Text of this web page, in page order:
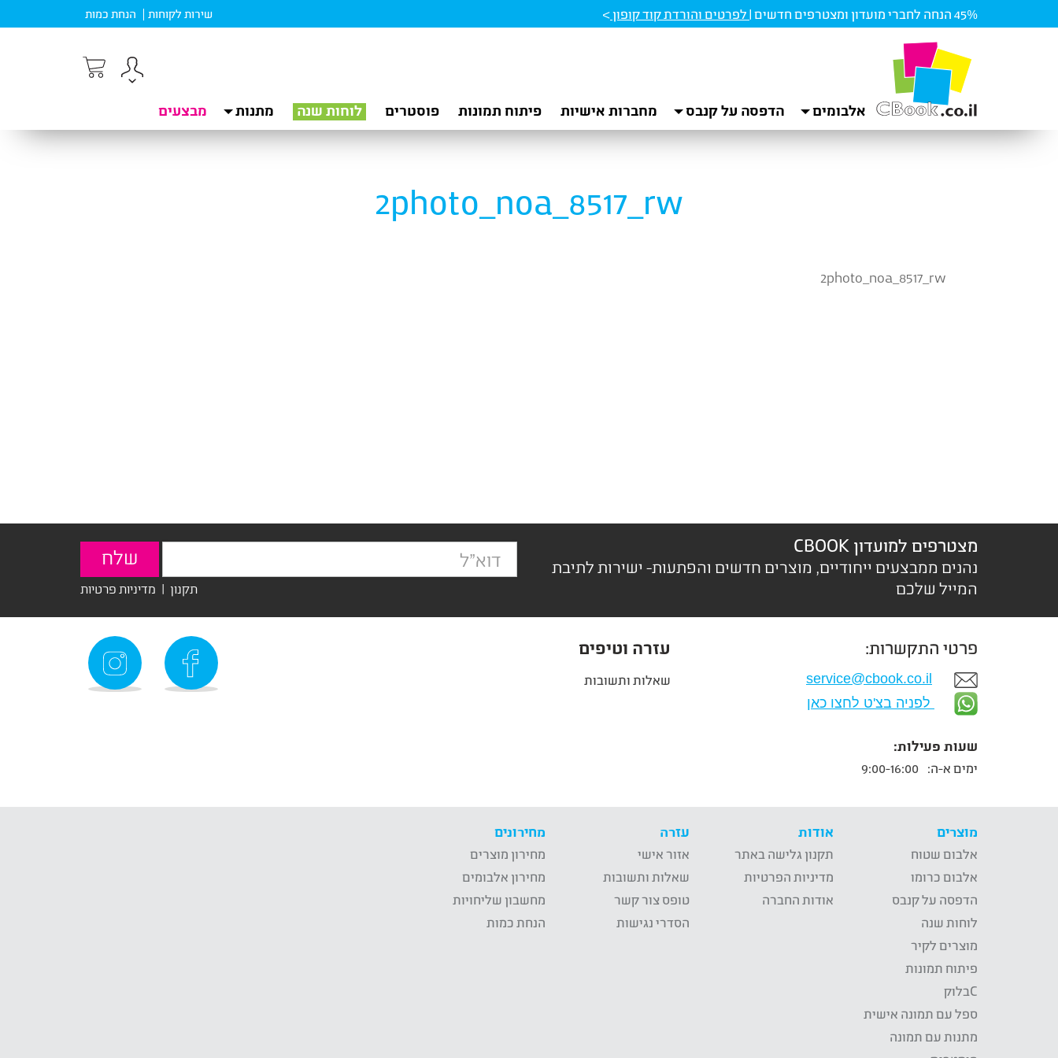
45% הנחה לחברי מועדון ומצטרפים חדשים | לפרטים והורדת קוד קופון> שירות לקוחות הנחת כמות
אלבומים הדפסה על קנבס מחברות אישיות פיתוח תמונות פוסטרים לוחות שנה מתנות מבצעים
2photo_noa_8517_rw
2photo_noa_8517_rw
מצטרפים למועדון CBOOK
נהנים ממבצעים ייחודיים, מוצרים חדשים והפתעות- ישירות לתיבת
המייל שלכם
תקנון | מדיניות פרטיות
פרטי התקשרות:
service@cbook.co.il
לפניה בצ'ט לחצו כאן
שעות פעילות:
ימים א-ה:
עזרה וטיפים
שאלות ותשובות
מוצרים
אלבום שטוח
אלבום כרומו
הדפסה על קנבס
לוחות שנה
מוצרים לקיר
פיתוח תמונות
Cבלוק
ספל עם תמונה אישית
מתנות עם תמונה
אודות
תקנון גלישה באתר
מדיניות הפרטיות
אודות החברה
עזרה
אזור אישי
שאלות ותשובות
טופס צור קשר
הסדרי נגישות
מחירונים
מחירון מוצרים
מחירון אלבומים
מחשבון שליחויות
הנחת כמות